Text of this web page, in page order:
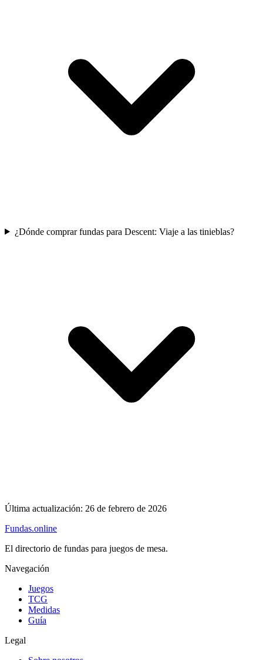
¿Dónde comprar fundas para Descent: Viaje a las tinieblas?
Última actualización: 26 de febrero de 2026
Fundas.online
El directorio de fundas para juegos de mesa.
Navegación
Juegos
TCG
Medidas
Guía
Legal